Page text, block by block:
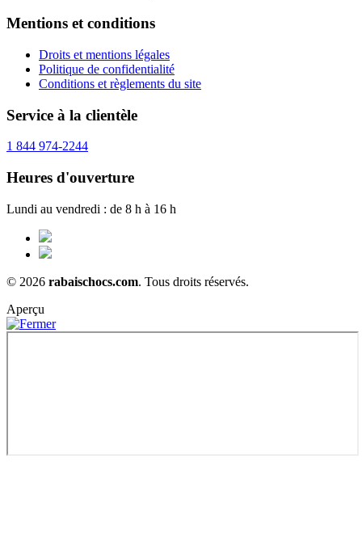
Mentions et conditions
Droits et mentions légales
Politique de confidentialité
Conditions et règlements du site
Service à la clientèle
1 844 974-2244
Heures d'ouverture
Lundi au vendredi : de 8 h à 16 h
© 2026 rabaischocs.com. Tous droits réservés.
Aperçu